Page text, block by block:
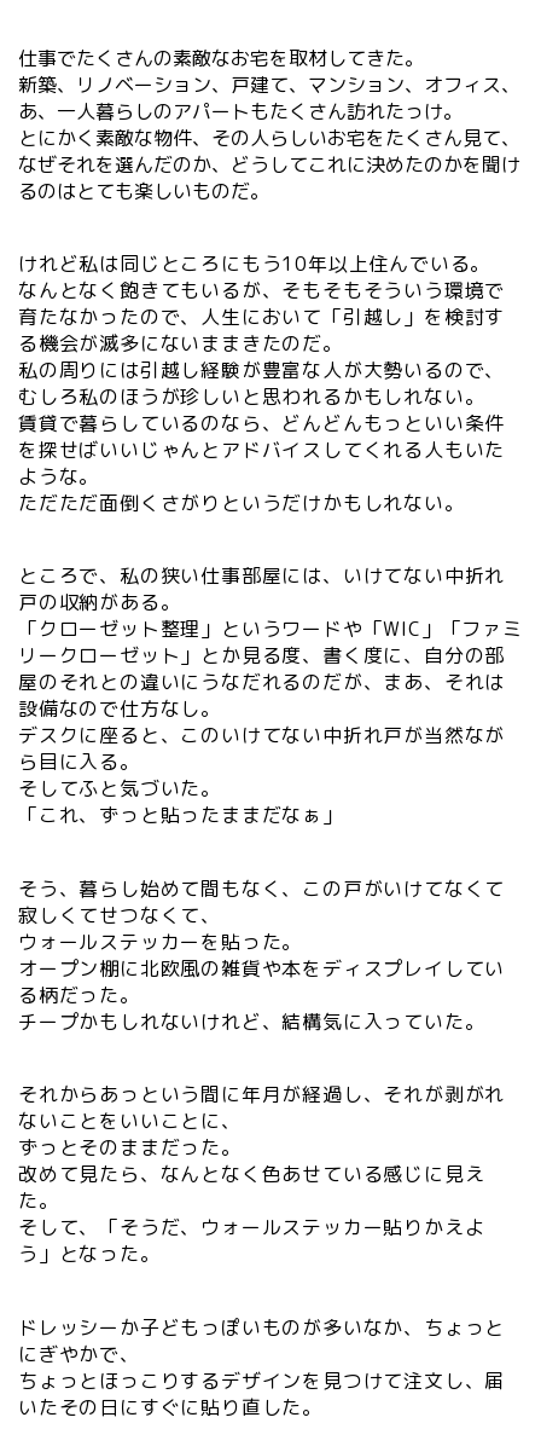
仕事でたくさんの素敵なお宅を取材してきた。
新築、リノベーション、戸建て、マンション、オフィス、
あ、一人暮らしのアパートもたくさん訪れたっけ。
とにかく素敵な物件、その人らしいお宅をたくさん見て、
なぜそれを選んだのか、どうしてこれに決めたのかを聞け
るのはとても楽しいものだ。
けれど私は同じところにもう10年以上住んでいる。
なんとなく飽きてもいるが、そもそもそういう環境で
育たなかったので、人生において「引越し」を検討す
る機会が滅多にないままきたのだ。
私の周りには引越し経験が豊富な人が大勢いるので、
むしろ私のほうが珍しいと思われるかもしれない。
賃貸で暮らしているのなら、どんどんもっといい条件
を探せばいいじゃんとアドバイスしてくれる人もいた
ような。
ただただ面倒くさがりというだけかもしれない。
ところで、私の狭い仕事部屋には、いけてない中折れ
戸の収納がある。
「クローゼット整理」というワードや「WIC」「ファミ
リークローゼット」とか見る度、書く度に、自分の部
屋のそれとの違いにうなだれるのだが、まあ、それは
設備なので仕方なし。
デスクに座ると、このいけてない中折れ戸が当然なが
ら目に入る。
そしてふと気づいた。
「これ、ずっと貼ったままだなぁ」
そう、暮らし始めて間もなく、この戸がいけてなくて
寂しくてせつなくて、
ウォールステッカーを貼った。
オープン棚に北欧風の雑貨や本をディスプレイしてい
る柄だった。
チープかもしれないけれど、結構気に入っていた。
それからあっという間に年月が経過し、それが剥がれ
ないことをいいことに、
ずっとそのままだった。
改めて見たら、なんとなく色あせている感じに見え
た。
そして、「そうだ、ウォールステッカー貼りかえよ
う」となった。
ドレッシーか子どもっぽいものが多いなか、ちょっと
にぎやかで、
ちょっとほっこりするデザインを見つけて注文し、届
いたその日にすぐに貼り直した。